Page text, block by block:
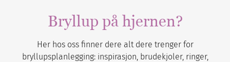
Bryllup på hjernen?
Her hos oss finner dere alt dere trenger for
bryllupsplanlegging: inspirasjon, brudekjoler, ringer,